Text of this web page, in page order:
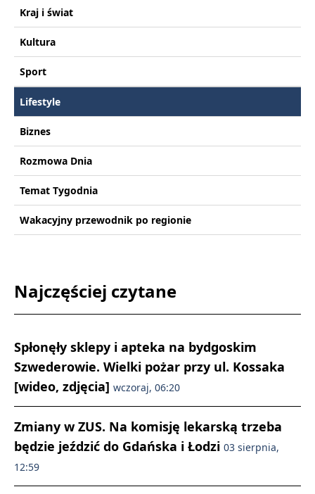
Kraj i świat
Kultura
Sport
Lifestyle
Biznes
Rozmowa Dnia
Temat Tygodnia
Wakacyjny przewodnik po regionie
Najczęściej czytane
Spłonęły sklepy i apteka na bydgoskim
Szwederowie. Wielki pożar przy ul. Kossaka
[wideo, zdjęcia] wczoraj, 06:20
Zmiany w ZUS. Na komisję lekarską trzeba
będzie jeździć do Gdańska i Łodzi 03 sierpnia,
12:59